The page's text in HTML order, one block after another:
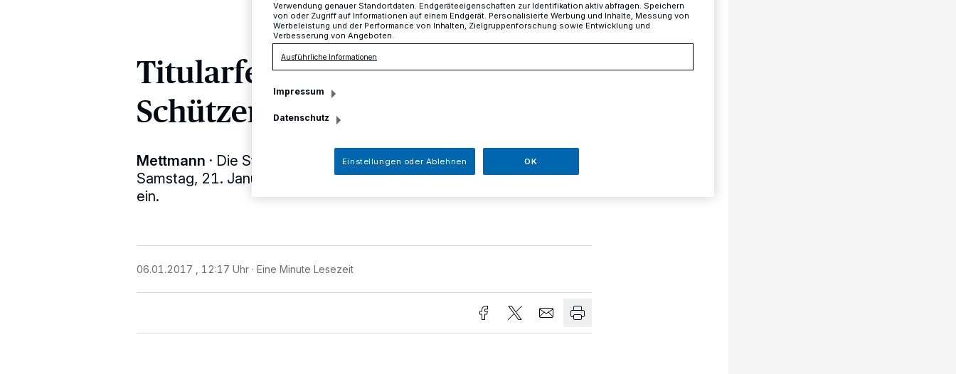
Titularfest der Mettmanner
Schützen
Mettmann · Die St. Sebastianus Schützenbruderschaft lädt am
Samstag, 21. Januar, ab 20 Uhr zum Titularfest in die Neandertalhalle
ein.
06.01.2017 , 12:17 Uhr Eine Minute Lesezeit
Verwendung genauer Standortdaten. Endgeräteeigenschaften zur Identifikation aktiv abfragen. Speichern
von oder Zugriff auf Informationen auf einem Endgerät. Personalisierte Werbung und Inhalte, Messung von
Werbeleistung und der Performance von Inhalten, Zielgruppenforschung sowie Entwicklung und
Verbesserung von Angeboten.
Ausführliche Informationen
Impressum
Datenschutz
Einstellungen oder Ablehnen OK